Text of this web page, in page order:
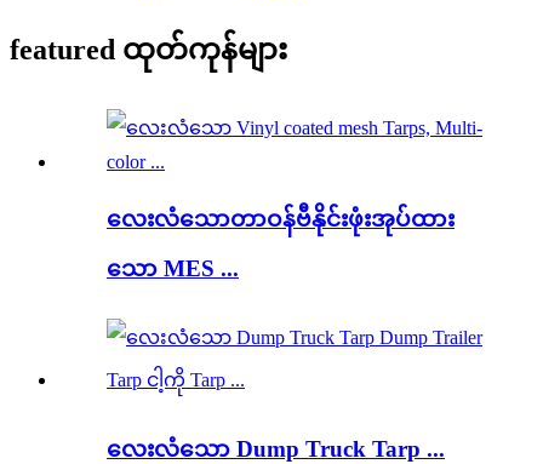
featured ထုတ်ကုန်များ
လေးလံသောတာဝန်ဗီနိုင်းဖုံးအုပ်ထား
သော MES ...
လေးလံသော Dump Truck Tarp ...